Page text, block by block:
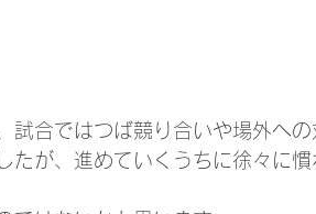
試合ではつば競り合いや場外へ
たが、進めていくうちに徐々に